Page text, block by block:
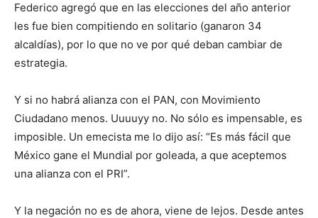
Federico agregó que en las elecciones del año anterior
les fue bien compitiendo en solitario (ganaron 34
alcaldías), por lo que no ve por qué deban cambiar de
estrategia.
Y si no habrá alianza con el PAN, con Movimiento
Ciudadano menos. Uuuuyy no. No sólo es impensable, es
imposible. Un emecista me lo dijo así: “Es más fácil que
México gane el Mundial por goleada, a que aceptemos
una alianza con el PRI”.
Y la negación no es de ahora, viene de lejos. Desde antes